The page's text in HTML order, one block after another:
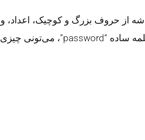
از حروف بزرگ و کوچیک، اعداد، و
کاراکترهای خاص مثل @$!%. مثلا به جای استفاده از کلمه ساده “password”، می‌تونی چیزی